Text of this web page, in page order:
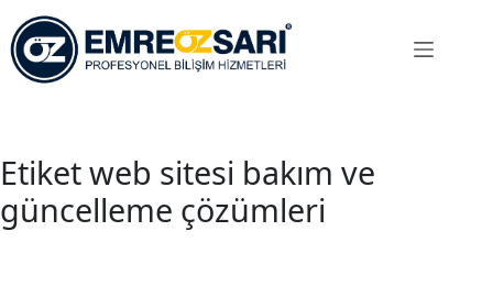
Skip
to
content
Etiketweb sitesi bakım ve
güncelleme çözümleri